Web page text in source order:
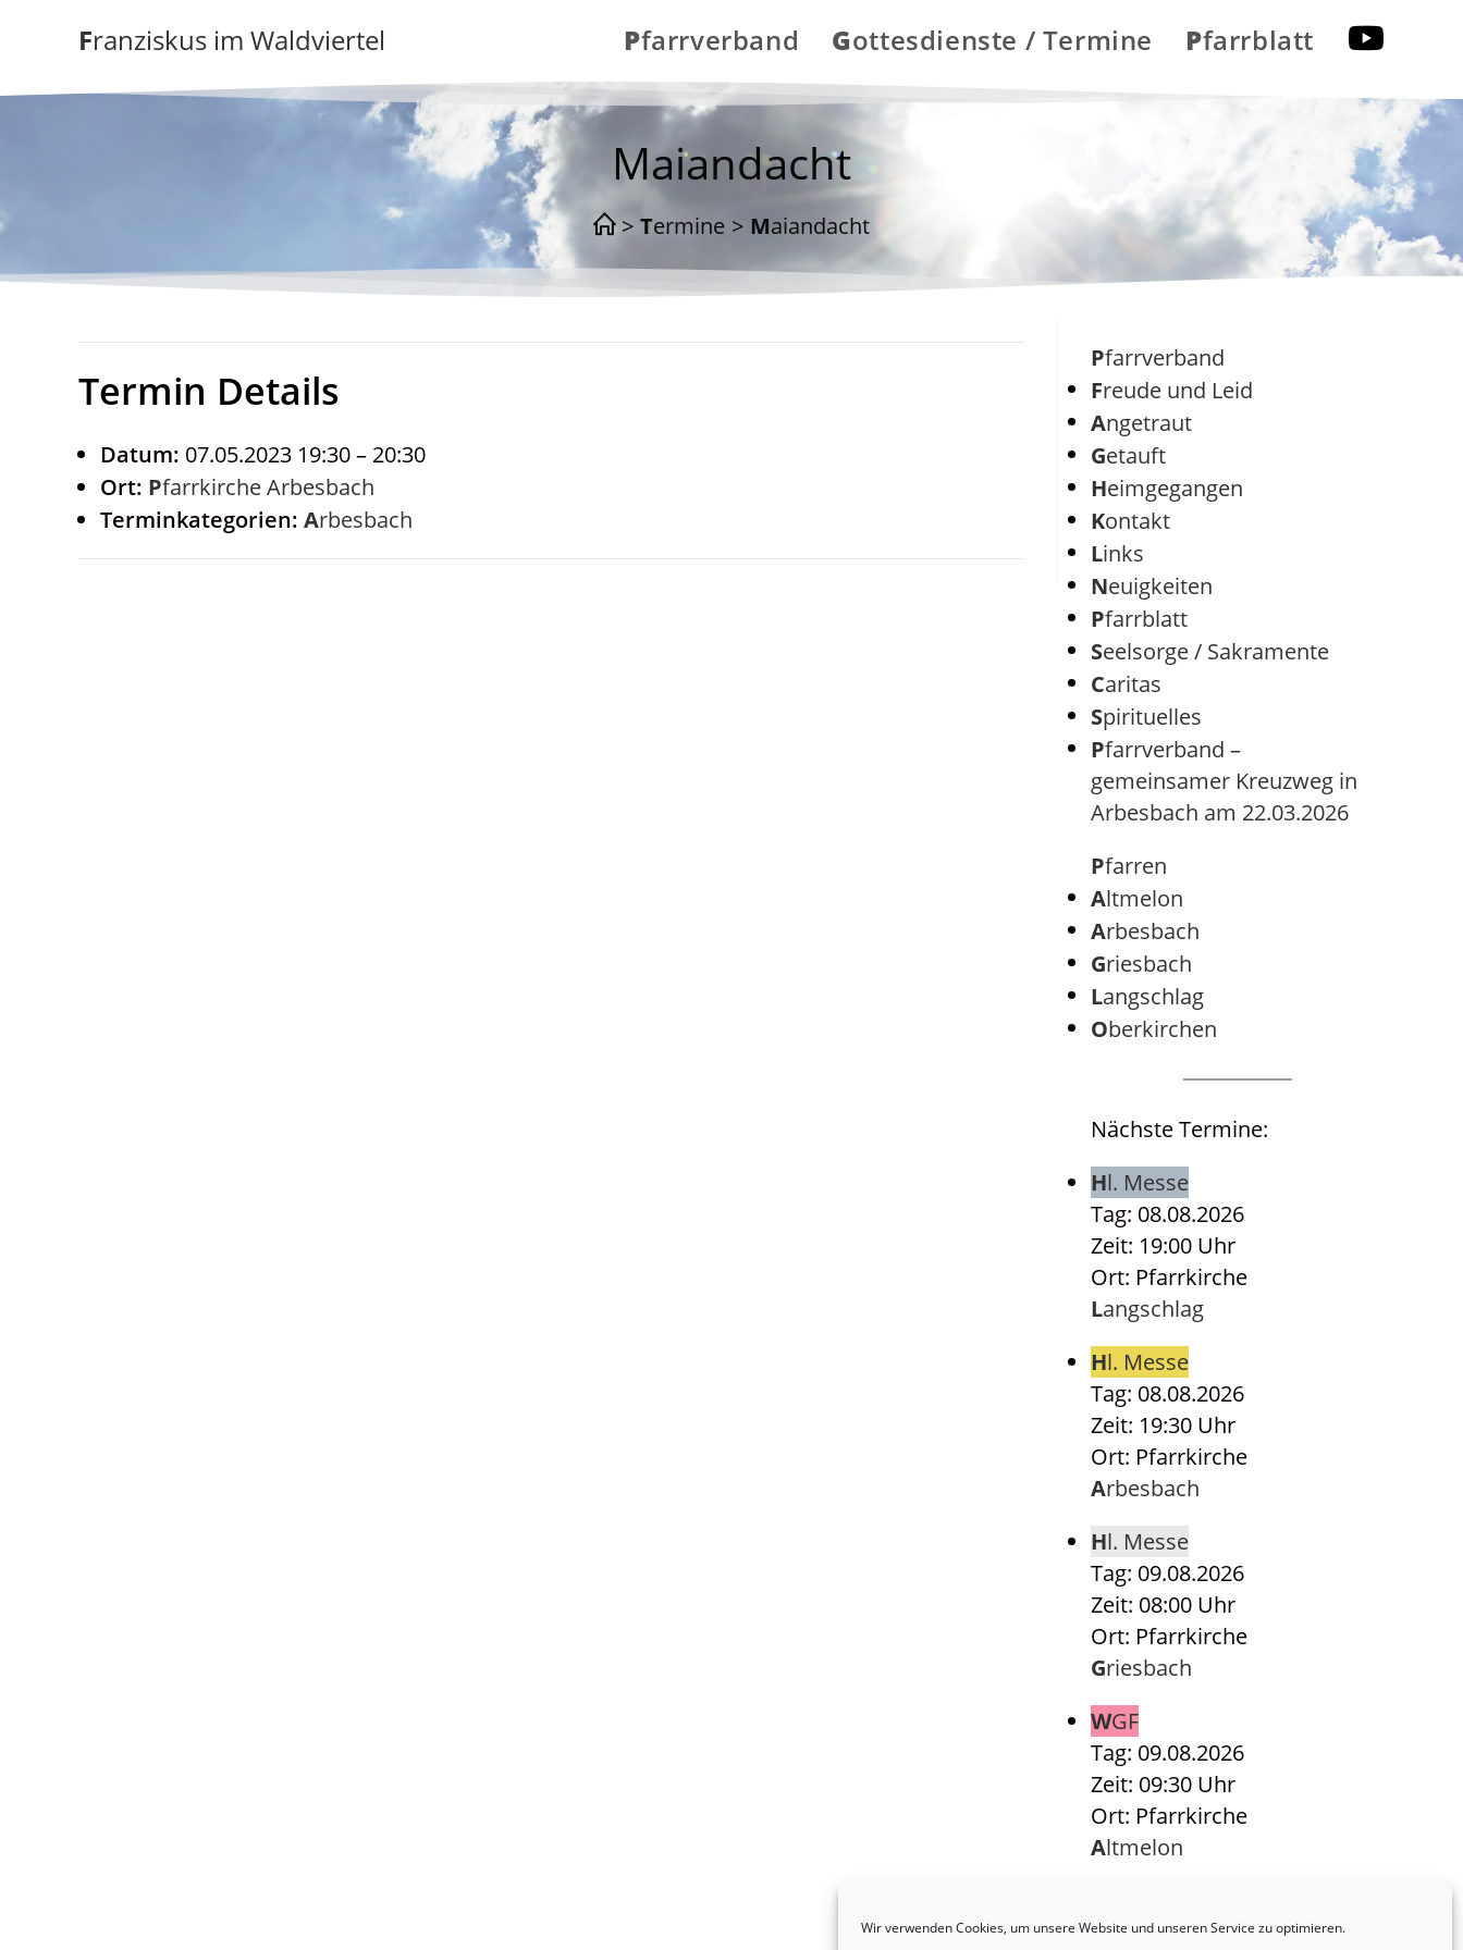
Wir verwenden Cookies, um unsere Website und unseren Service zu optimieren.
Franziskus im Waldviertel Pfarrverband Gottesdienste / Termine Pfarrblatt
Maiandacht
> Termine > Maiandacht
Termin Details
Datum: 07.05.2023 19:30– 20:30
Ort:
Pfarrkirche Arbesbach
Terminkategorien:
Arbesbach
Pfarrverband
Freude und Leid
Angetraut
Getauft
Heimgegangen
Kontakt
Links
Neuigkeiten
Pfarrblatt
Seelsorge / Sakramente
Caritas
Spirituelles
Pfarrverband –
gemeinsamer Kreuzweg in
Arbesbach am 22.03.2026
Pfarren
Altmelon
Arbesbach
Griesbach
Langschlag
Oberkirchen
Nächste Termine:
Hl. Messe
Tag: 08.08.2026
Zeit: 19:00 Uhr
Ort: Pfarrkirche
Langschlag
Hl. Messe
Tag: 08.08.2026
Zeit: 19:30 Uhr
Ort: Pfarrkirche
Arbesbach
Hl. Messe
Tag: 09.08.2026
Zeit: 08:00 Uhr
Ort: Pfarrkirche
Griesbach
WGF
Tag: 09.08.2026
Zeit: 09:30 Uhr
Ort: Pfarrkirche
Altmelon
Tag: 09.08.2026